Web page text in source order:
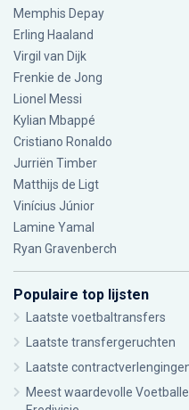
Memphis Depay
Erling Haaland
Virgil van Dijk
Frenkie de Jong
Lionel Messi
Kylian Mbappé
Cristiano Ronaldo
Jurriën Timber
Matthijs de Ligt
Vinícius Júnior
Lamine Yamal
Ryan Gravenberch
Populaire top lijsten
Laatste voetbaltransfers
Laatste transfergeruchten
Laatste
Meest waardevolle